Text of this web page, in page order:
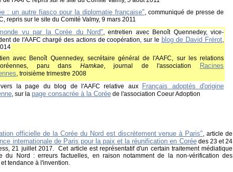
: un autre fiasco pour la diplomatie française", communiqué de presse de
repris sur le site du Comité Valmy, 9 mars 2011
vu par la Corée du Nord" , entretien avec Benoît Quennedey, vice-
de l'AAFC chargé des actions de coopération, sur le blog de David Frérot
avec Benoît Quennedey, secrétaire général de l'AAFC, sur les relations
paru dans Hamkae, journal de l'association
Racines
, troisième trimestre 2008
vers la page du blog de l'AAFC relative aux Français adoptés d'origine
, sur la page consacrée à la Corée de l'association Coeur Adoption
officielle de la Corée du Nord est discrètement venue à Paris", article de
internationale de Paris pour la paix et la réunification en Coréedes 23 et 24
21 juillet 2017. Cet article est représentatif d'un certain traitement médiatique
du Nord : erreurs factuelles, en raison notamment de la non-vérification des
tendance à l'invention.